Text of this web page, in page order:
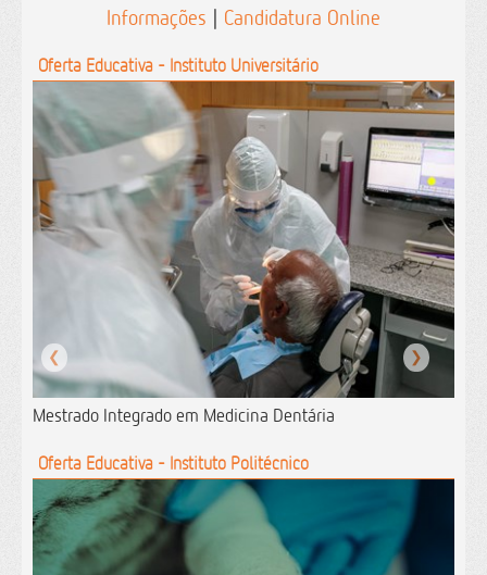
UtilizadorInformações | Candidatura Online
Oferta Educativa - Instituto Universitário
❮ ❯
Mestrado Integrado em Medicina Dentária
Oferta Educativa - Instituto Politécnico